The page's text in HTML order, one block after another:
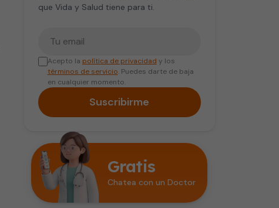
que Vida y Salud tiene para ti.
Acepto la política de privacidad y los
términos de servicio. Puedes darte de baja
en cualquier momento.
Suscribirme
Gratis
Chatea con un Doctor